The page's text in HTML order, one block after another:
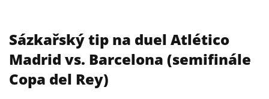
Sázkařský tip na duel Atlético
Madrid vs. Barcelona (semifinále
Copa del Rey)